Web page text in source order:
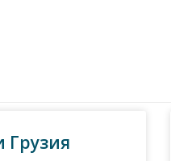
Грузия